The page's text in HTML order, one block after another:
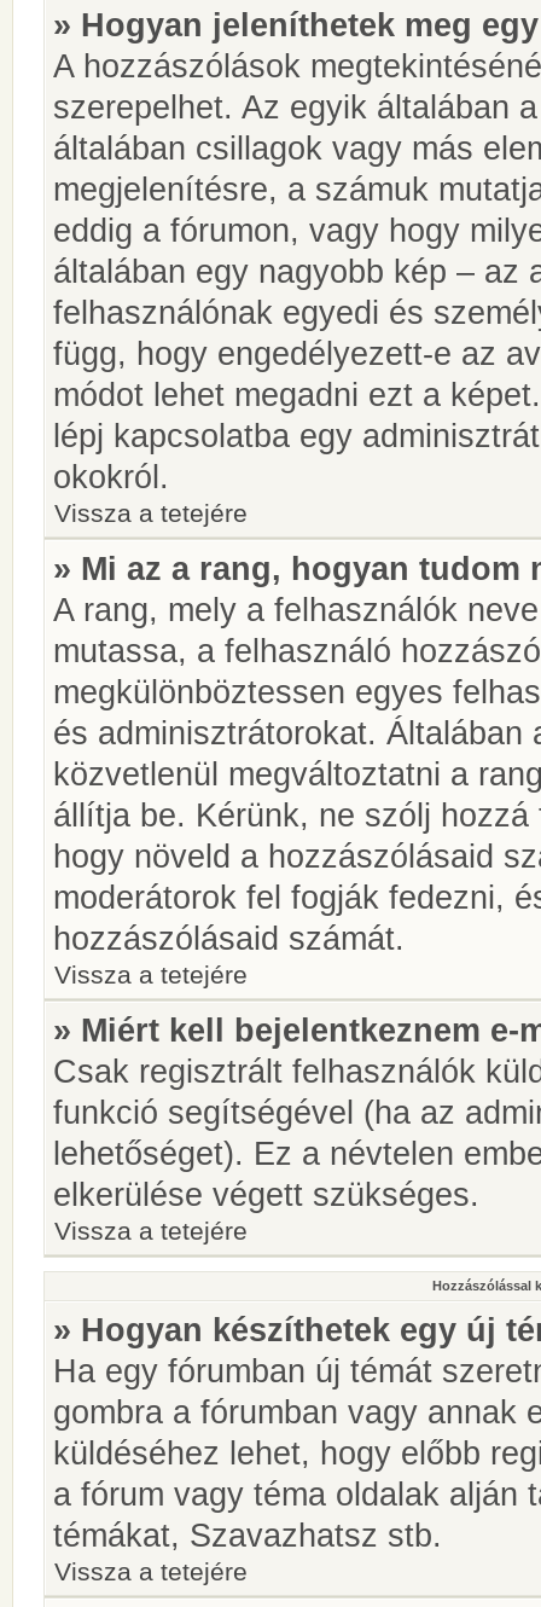
» Hogyan jeleníthetek meg
A hozzászólások
szerepelhet. Az egyik általában
általában csillagok vagy más
megjelenítésre, a számuk
eddig a fórumon, vagy hogy
általában egy nagyobb kép – az
felhasználónak egyedi és
függ, hogy engedélyezett-e az
módot lehet megadni ezt a
lépj kapcsolatba egy
okokról.
Vissza a tetejére
» Mi az a rang, hogyan tudom
A rang, mely a felhasználók
mutassa, a felhasználó
megkülönböztessen egyes
és adminisztrátorokat. Általában
közvetlenül megváltoztatni a
állítja be. Kérünk, ne szólj
hogy növeld a hozzászólásaid
moderátorok fel fogják fedezni,
hozzászólásaid számát.
Vissza a tetejére
» Miért kell bejelentkeznem e-
Csak regisztrált felhasználók
funkció segítségével (ha az
lehetőséget). Ez a névtelen
elkerülése végett szükséges.
Vissza a tetejére
Hozzászólással
» Hogyan készíthetek egy új
Ha egy fórumban új témát
gombra a fórumban vagy annak
küldéséhez lehet, hogy előbb
a fórum vagy téma oldalak alján
témákat, Szavazhatsz stb.
Vissza a tetejére